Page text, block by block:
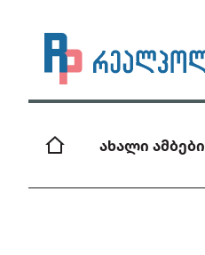
ახალი ამბები